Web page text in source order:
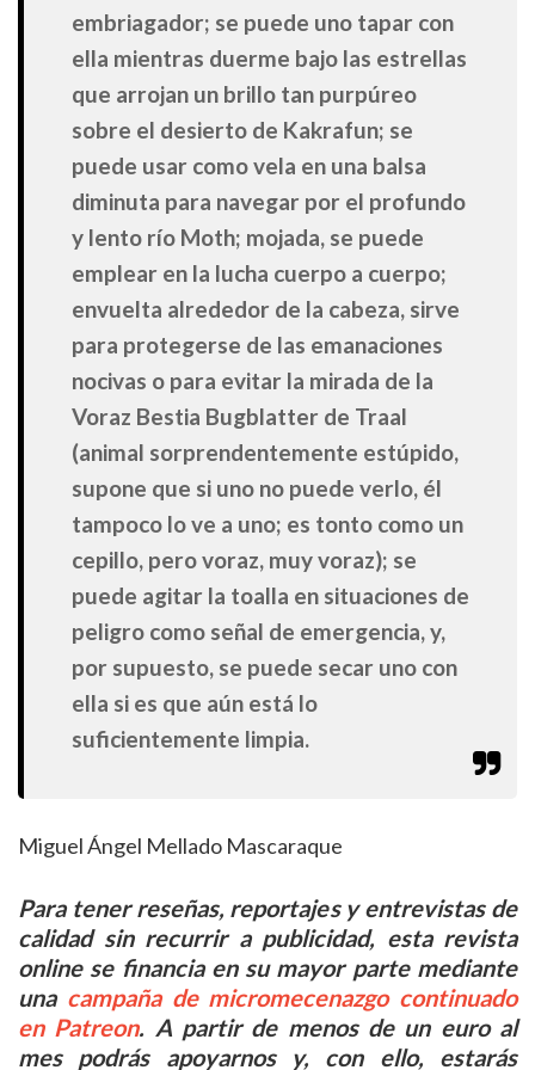
embriagador; se puede uno tapar con
ella mientras duerme bajo las estrellas
que arrojan un brillo tan purpúreo
sobre el desierto de Kakrafun; se
puede usar como vela en una balsa
diminuta para navegar por el profundo
y lento río Moth; mojada, se puede
emplear en la lucha cuerpo a cuerpo;
envuelta alrededor de la cabeza, sirve
para protegerse de las emanaciones
nocivas o para evitar la mirada de la
Voraz Bestia Bugblatter de Traal
(animal sorprendentemente estúpido,
supone que si uno no puede verlo, él
tampoco lo ve a uno; es tonto como un
cepillo, pero voraz, muy voraz); se
puede agitar la toalla en situaciones de
peligro como señal de emergencia, y,
por supuesto, se puede secar uno con
ella si es que aún está lo
suficientemente limpia.
Miguel Ángel Mellado Mascaraque
Para tener reseñas, reportajes y entrevistas de
calidad sin recurrir a publicidad, esta revista
online se financia en su mayor parte mediante
una campaña de micromecenazgo continuado
en Patreon. A partir de menos de un euro al
mes podrás apoyarnos y, con ello, estarás